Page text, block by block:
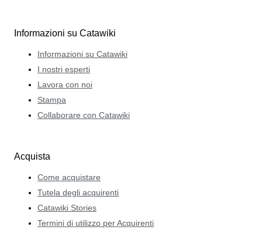
Informazioni su Catawiki
Informazioni su Catawiki
I nostri esperti
Lavora con noi
Stampa
Collaborare con Catawiki
Acquista
Come acquistare
Tutela degli acquirenti
Catawiki Stories
Termini di utilizzo per Acquirenti